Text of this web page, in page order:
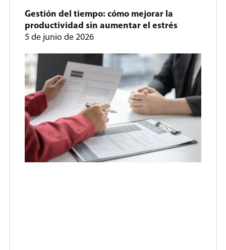
Gestión del tiempo: cómo mejorar la
productividad sin aumentar el estrés
5 de junio de 2026